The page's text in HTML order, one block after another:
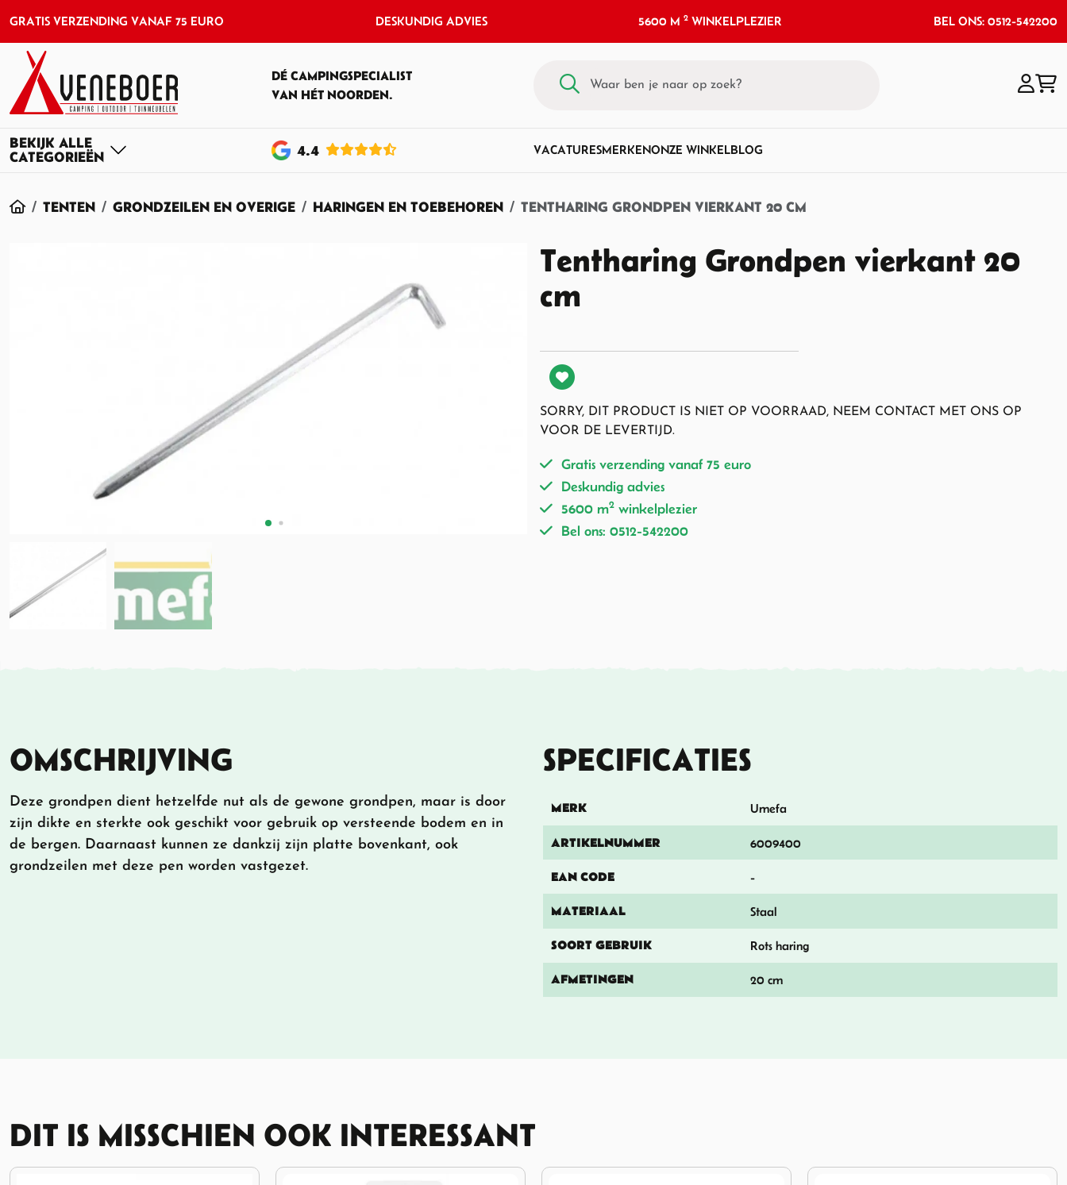
GRATIS VERZENDING VANAF 75 EURO DESKUNDIG ADVIES 5600 M2 WINKELPLEZIER BEL ONS: 0512-542200
DÉ CAMPINGSPECIALIST
VAN HÉT NOORDEN.
4.4 VACATURESMERKENONZE WINKELBLOG
HOME
TENTEN GRONDZEILEN EN OVERIGE HARINGEN EN TOEBEHOREN TENTHARING GRONDPEN VIERKANT 20 CM
Tentharing Grondpen vierkant 20
cm
SORRY, DIT PRODUCT IS NIET OP VOORRAAD, NEEM CONTACT MET ONS OP
VOOR DE LEVERTIJD.
Gratis verzending vanaf 75 euro
Deskundig advies
5600 m2 winkelplezier
Bel ons: 0512-542200
OMSCHRIJVING
Deze grondpen dient hetzelfde nut als de gewone grondpen, maar is door
zijn dikte en sterkte ook geschikt voor gebruik op versteende bodem en in
de bergen. Daarnaast kunnen ze dankzij zijn platte bovenkant, ook
grondzeilen met deze pen worden vastgezet.
SPECIFICATIES
MERK Umefa
ARTIKELNUMMER 6009400
EAN CODE -
MATERIAAL Staal
SOORT GEBRUIK Rots haring
AFMETINGEN 20 cm
DIT IS MISSCHIEN OOK INTERESSANT